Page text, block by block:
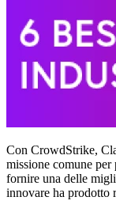
Con CrowdStrike,
missione comune
fornire una delle
innovare ha prodotto